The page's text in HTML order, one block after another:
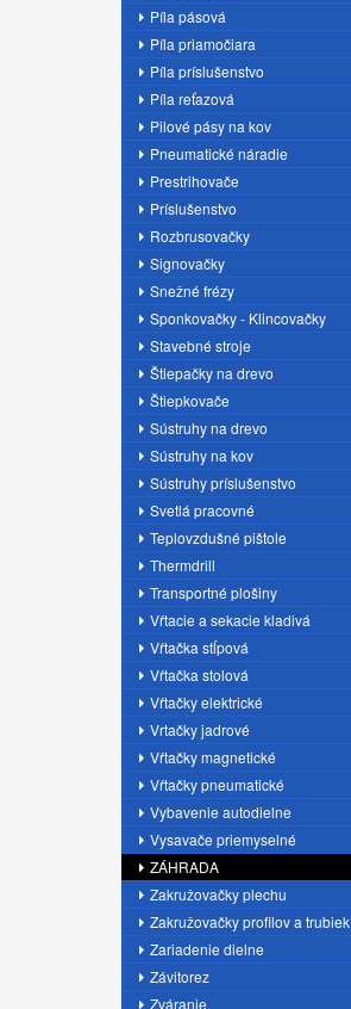
Píla pásová
Píla priamočiara
Píla príslušenstvo
Píla reťazová
Pilové pásy na kov
Pneumatické náradie
Prestrihovače
Príslušenstvo
Rozbrusovačky
Signovačky
Snežné frézy
Sponkovačky - Klincovačky
Stavebné stroje
Štiepačky na drevo
Štiepkovače
Sústruhy na drevo
Sústruhy na kov
Sústruhy príslušenstvo
Svetlá pracovné
Teplovzdušné pištole
Thermdrill
Transportné plošiny
Vŕtacie a sekacie kladivá
Vŕtačka stĺpová
Vŕtačka stolová
Vŕtačky elektrické
Vrtačky jadrové
Vŕtačky magnetické
Vŕtačky pneumatické
Vybavenie autodielne
Vysavače priemyselné
ZÁHRADA
Zakružovačky plechu
Zakružovačky profilov a trubiek
Zariadenie dielne
Závitorez
Zváranie